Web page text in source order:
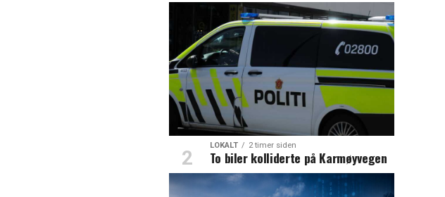
LOKALT 2 timer siden
To biler kolliderte på Karmøyvegen